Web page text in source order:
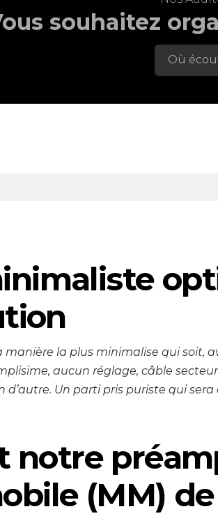
souhaitez
Où
manière la plus minimalise qui soit,
aucun réglage, câble
d’autre. Un parti pris puriste qui
notre
(MM)